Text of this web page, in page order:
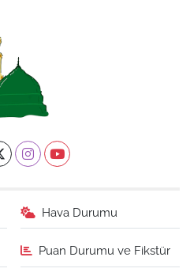
Hava Durumu
Puan Durumu ve Fikstür